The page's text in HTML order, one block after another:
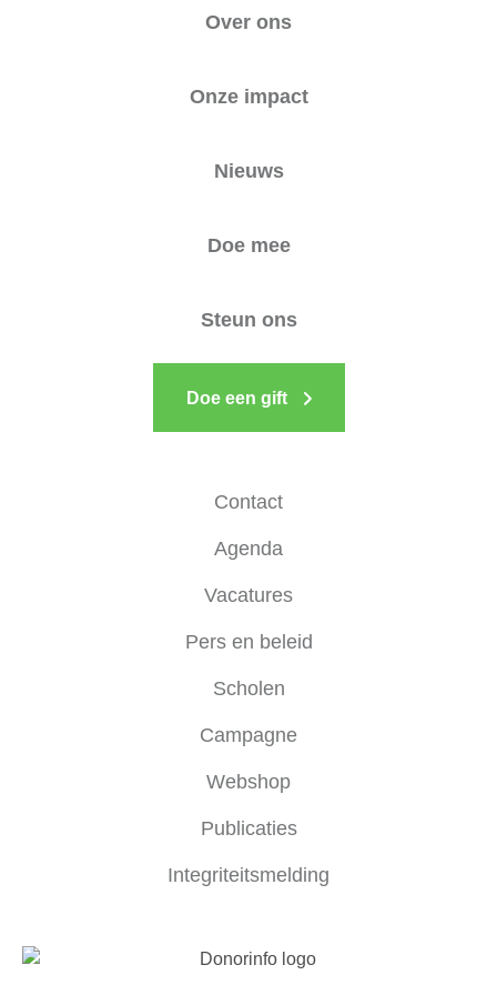
Over ons
Onze impact
Nieuws
Doe mee
Steun ons
Doe een gift
Contact
Agenda
Vacatures
Pers en beleid
Scholen
Campagne
Webshop
Publicaties
Integriteitsmelding